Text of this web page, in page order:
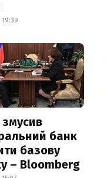
19:39
змусив
банк
базову
– Bloomberg